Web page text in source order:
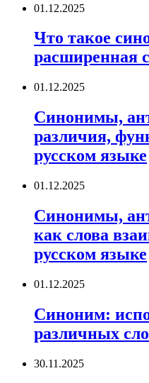
01.12.2025
Что такое
расширенная
01.12.2025
Синонимы,
различия,
русском языке
01.12.2025
Синонимы,
как слова
русском языке
01.12.2025
Синоним:
различных
30.11.2025